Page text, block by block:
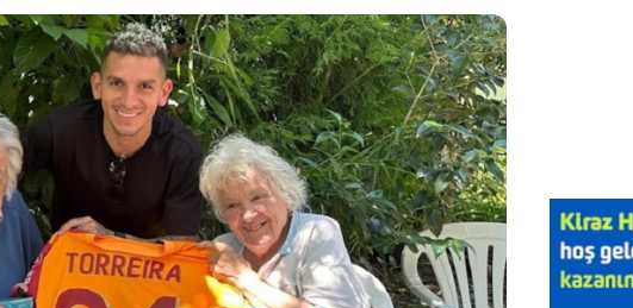
Uruguay'ın 40. Başkanı olarak görev yapan José Pepe
Mujica'yı ziyaret eden Galatasaray'ın yıldızı Lucas
Torreira Mujica'ya Galatasaray forması hediye etti.